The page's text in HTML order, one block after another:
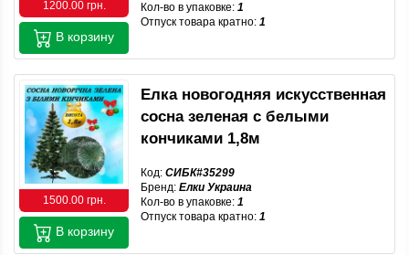
1200.00 грн.
Кол-во в упаковке: 1
Отпуск товара кратно: 1
В корзину
1500.00 грн.
Елка новогодняя искусственная
сосна зеленая с белыми
кончиками 1,8м
Код: СИБК#35299
Бренд: Елки Украина
Кол-во в упаковке: 1
Отпуск товара кратно: 1
В корзину